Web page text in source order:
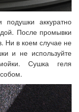
подушки аккуратно
После промывки
Ни в коем случае не
и не используйте
Сушка геля